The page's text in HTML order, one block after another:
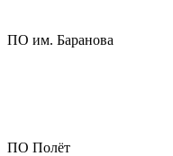
ПО им. Баранова
ПО Полёт